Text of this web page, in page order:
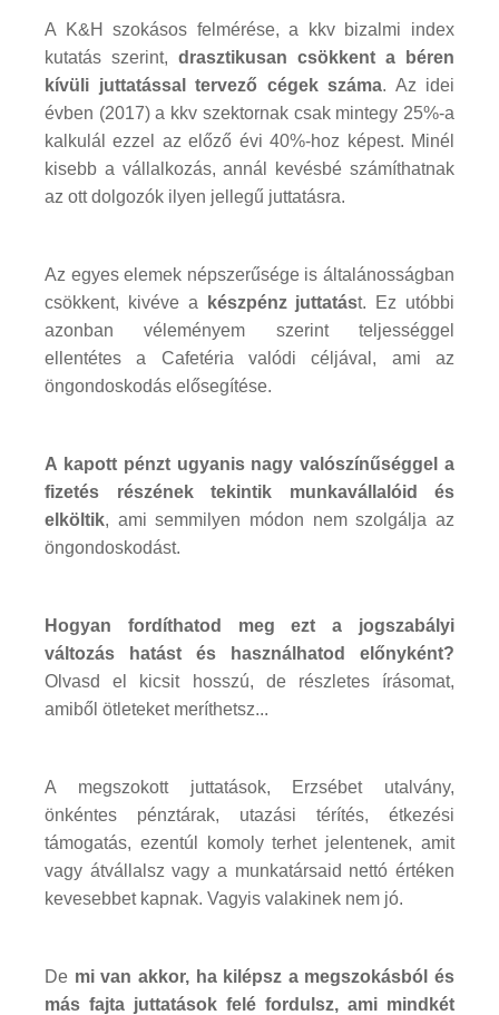
A K&H szokásos felmérése, a kkv bizalmi index
kutatás szerint, drasztikusan csökkent a béren
kívüli juttatással tervező cégek száma. Az idei
évben (2017) a kkv szektornak csak mintegy 25%-a
kalkulál ezzel az előző évi 40%-hoz képest. Minél
kisebb a vállalkozás, annál kevésbé számíthatnak
az ott dolgozók ilyen jellegű juttatásra.
Az egyes elemek népszerűsége is általánosságban
csökkent, kivéve a
készpénz juttatást. Ez utóbbi
azonban véleményem szerint teljességgel
ellentétes a Cafetéria valódi céljával, ami az
öngondoskodás elősegítése.
A kapott pénzt ugyanis nagy valószínűséggel a
fizetés részének tekintik munkavállalóid és
elköltik, ami semmilyen módon nem szolgálja az
öngondoskodást.
Hogyan fordíthatod meg ezt a jogszabályi
változás hatást és használhatod előnyként?
Olvasd el kicsit hosszú, de részletes írásomat,
amiből ötleteket meríthetsz...
A megszokott juttatások, Erzsébet utalvány,
önkéntes pénztárak, utazási térítés, étkezési
támogatás, ezentúl komoly terhet jelentenek, amit
vagy átvállalsz vagy a munkatársaid nettó értéken
kevesebbet kapnak. Vagyis valakinek nem jó.
De mi van akkor, ha kilépsz a megszokásból és
más fajta juttatások felé fordulsz, ami mindkét